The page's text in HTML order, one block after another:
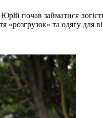
почав займатися
та одягу для